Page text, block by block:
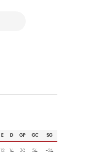
E D GP GC SG
12 14 30 54 -24